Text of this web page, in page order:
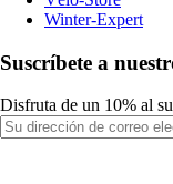
Winter-Expert
Suscríbete a
Disfruta de un 10% al